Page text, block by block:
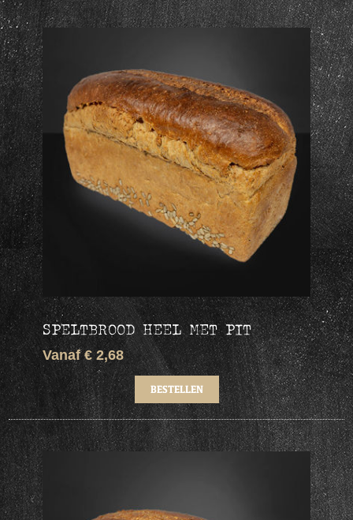
SPELTBROOD HEEL MET PIT
Vanaf € 2,68